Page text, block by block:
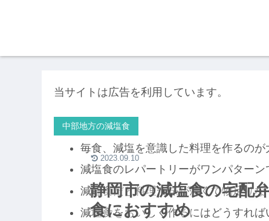
当サイトは広告を利用しています。
静岡市の減塩食の宅配
食におすすめ
中部地方の減塩食
2023.09.10
毎食、減塩を意識した料理を作るのが
減塩食のレパートリーがワンパターン
減塩食だと料理が味が薄くて物足りな
減塩食をおいしく作るにはどうすれば